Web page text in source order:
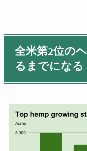
全米第2位の
るまでになる